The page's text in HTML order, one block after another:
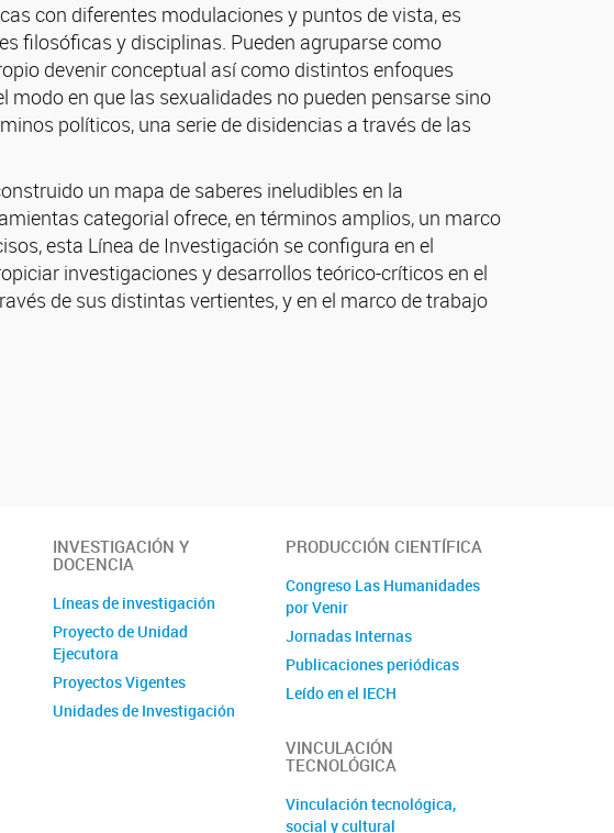
con diferentes modulaciones y puntos de vista, es
filosóficas y disciplinas. Pueden agruparse como
devenir conceptual así como distintos enfoques
en que las sexualidades no pueden pensarse sino
políticos, una serie de disidencias a través de las
un mapa de saberes ineludibles en la
categorial ofrece, en términos amplios, un marco
esta Línea de Investigación se configura en el
investigaciones y desarrollos teórico-críticos en el
de sus distintas vertientes, y en el marco de trabajo
INVESTIGACIÓN Y
DOCENCIA
Líneas de investigación
Proyecto de Unidad
Ejecutora
Proyectos Vigentes
Unidades de Investigación
PRODUCCIÓN CIENTÍFICA
Congreso Las Humanidades
por Venir
Jornadas Internas
Publicaciones periódicas
Leído en el IECH
VINCULACIÓN
TECNOLÓGICA
Vinculación tecnológica,
social y cultural